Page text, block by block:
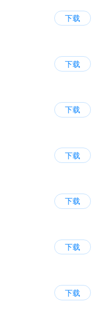
下载
下载
下载
下载
下载
下载
下载